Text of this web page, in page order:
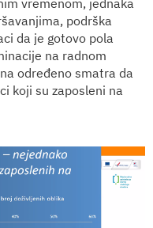
podrška
da je gotovo pola
na radnom
određeno smatra da
koji su zaposleni na